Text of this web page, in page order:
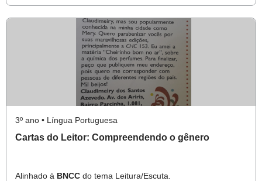
3º ano • Língua Portuguesa
Cartas do Leitor: Compreendendo o gênero
Alinhado à BNCC do tema Leitura/Escuta.